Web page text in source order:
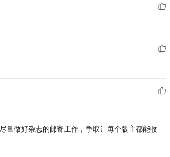
量做好杂志的邮寄工作，争取让每个版主都能收